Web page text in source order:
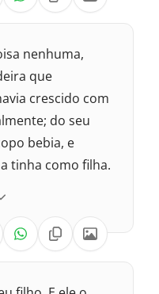
nenhuma,
que
crescido com
do seu
bebia, e
tinha como filha.